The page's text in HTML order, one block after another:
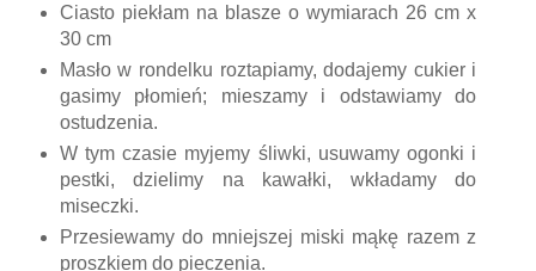
Ciasto piekłam na blasze o wymiarach 26 cm x
30 cm
Masło w rondelku roztapiamy, dodajemy cukier i
gasimy płomień; mieszamy i odstawiamy do
ostudzenia.
W tym czasie myjemy śliwki, usuwamy ogonki i
pestki, dzielimy na kawałki, wkładamy do
miseczki.
Przesiewamy do mniejszej miski mąkę razem z
proszkiem do pieczenia.